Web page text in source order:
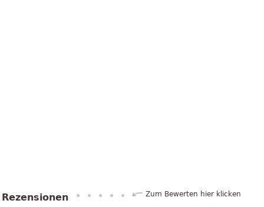
Rezensionen Zum Bewerten hier klicken